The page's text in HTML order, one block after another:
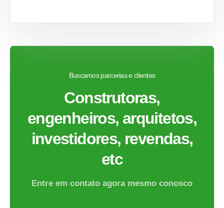
Buscamos parcerias e clientes
Construtoras,
engenheiros, arquitetos,
investidores, revendas,
etc
Entre em contato agora mesmo conosco